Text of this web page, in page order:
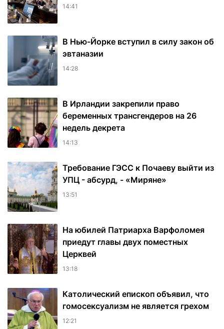
14:41
В Нью-Йорке вступил в силу закон об
эвтаназии
14:28
В Ирландии закрепили право
беременных трансгендеров на 26
недель декрета
14:13
Требование ГЭСС к Почаеву выйти из
УПЦ - абсурд, - «Миряне»
13:51
На юбилей Патриарха Варфоломея
приедут главы двух поместных
Церквей
13:18
Католический епископ объявил, что
гомосексуализм не является грехом
12:21